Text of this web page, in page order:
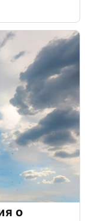
о